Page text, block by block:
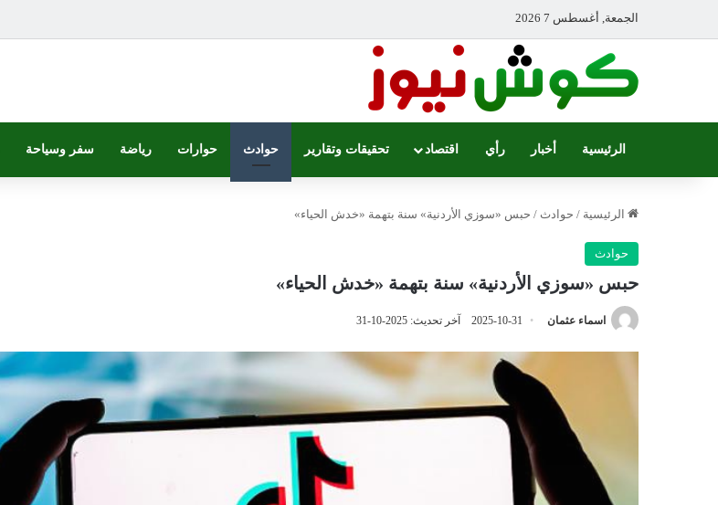
الجمعة, أغسطس 7 2026
الرئيسية أخبار رأي اقتصاد تحقيقات وتقارير حوادث حوارات رياضة سفر وسياحة
الرئيسية / حوادث / حبس «سوزي الأردنية» سنة بتهمة «خدش الحياء»
حوادث
حبس «سوزي الأردنية» سنة بتهمة «خدش الحياء»
اسماء عثمان 2025-10-31 آخر تحديث: 2025-10-31